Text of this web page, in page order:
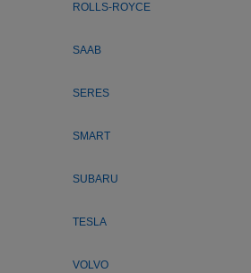
ROLLS-ROYCE
SAAB
SERES
SMART
SUBARU
TESLA
VOLVO